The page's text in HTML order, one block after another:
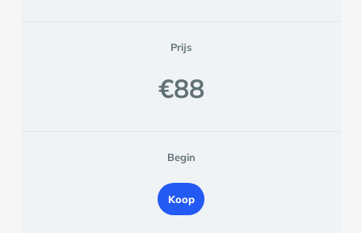
Prijs
€88
Begin
Koop